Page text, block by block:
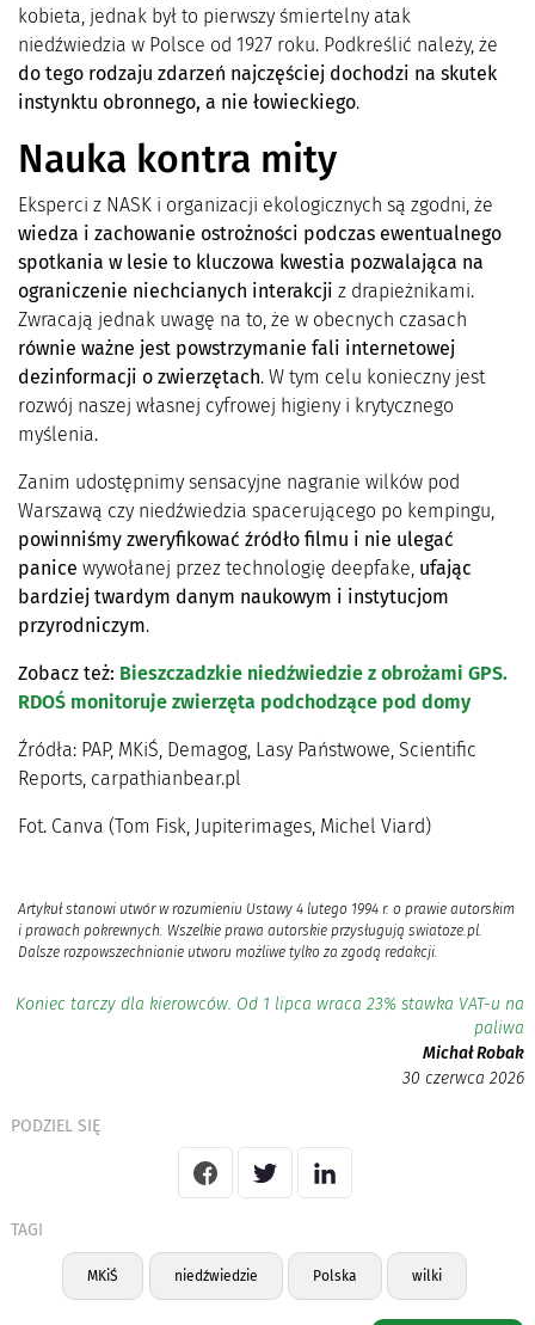
kobieta, jednak był to pierwszy śmiertelny atak
niedźwiedzia w Polsce od 1927 roku. Podkreślić należy, że
do tego rodzaju zdarzeń najczęściej dochodzi na skutek
instynktu obronnego, a nie łowieckiego.
Nauka kontra mity
Eksperci z NASK i organizacji ekologicznych są zgodni, że
wiedza i zachowanie ostrożności podczas ewentualnego
spotkania w lesie to kluczowa kwestia pozwalająca na
ograniczenie niechcianych interakcji z drapieżnikami.
Zwracają jednak uwagę na to, że w obecnych czasach
równie ważne jest powstrzymanie fali internetowej
dezinformacji o zwierzętach. W tym celu konieczny jest
rozwój naszej własnej cyfrowej higieny i krytycznego
myślenia.
Zanim udostępnimy sensacyjne nagranie wilków pod
Warszawą czy niedźwiedzia spacerującego po kempingu,
powinniśmy zweryfikować źródło filmu i nie ulegać
panice wywołanej przez technologię deepfake, ufając
bardziej twardym danym naukowym i instytucjom
przyrodniczym.
Zobacz też: Bieszczadzkie niedźwiedzie z obrożami GPS.
RDOŚ monitoruje zwierzęta podchodzące pod domy
Źródła: PAP, MKiŚ, Demagog, Lasy Państwowe, Scientific
Reports, carpathianbear.pl
Fot. Canva (Tom Fisk, Jupiterimages, Michel Viard)
Artykuł stanowi utwór w rozumieniu Ustawy 4 lutego 1994 r. o prawie autorskim
i prawach pokrewnych. Wszelkie prawa autorskie przysługują swiatoze.pl.
Dalsze rozpowszechnianie utworu możliwe tylko za zgodą redakcji.
Koniec tarczy dla kierowców. Od 1 lipca wraca 23% stawka VAT-u na
paliwa
Michał Robak
30 czerwca 2026
PODZIEL SIĘ
TAGI
MKiŚ niedźwiedzie Polska wilki